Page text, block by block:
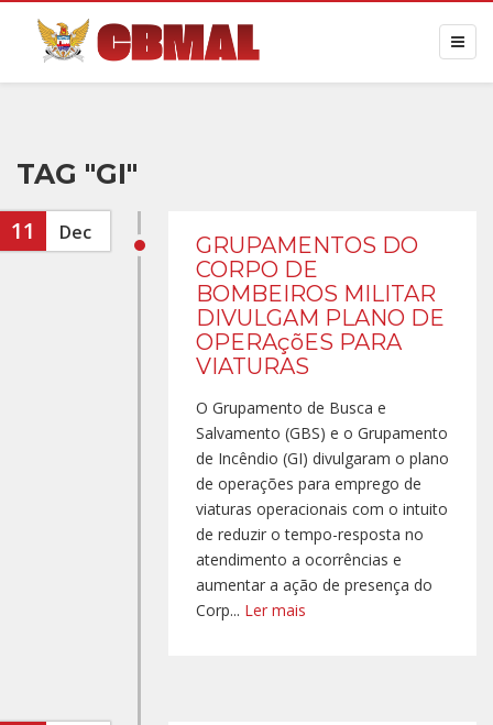
TAG "GI"
11 Dec
GRUPAMENTOS DO
CORPO DE
BOMBEIROS MILITAR
DIVULGAM PLANO DE
OPERAçõES PARA
VIATURAS
O Grupamento de Busca e
Salvamento (GBS) e o Grupamento
de Incêndio (GI) divulgaram o plano
de operações para emprego de
viaturas operacionais com o intuito
de reduzir o tempo-resposta no
atendimento a ocorrências e
aumentar a ação de presença do
Corp... Ler mais